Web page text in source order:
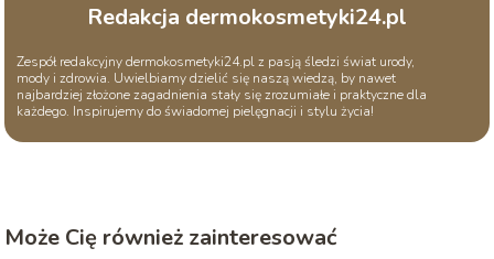
Redakcja dermokosmetyki24.pl
Zespół redakcyjny dermokosmetyki24.pl z pasją śledzi świat urody,
mody i zdrowia. Uwielbiamy dzielić się naszą wiedzą, by nawet
najbardziej złożone zagadnienia stały się zrozumiałe i praktyczne dla
każdego. Inspirujemy do świadomej pielęgnacji i stylu życia!
Może Cię również zainteresować